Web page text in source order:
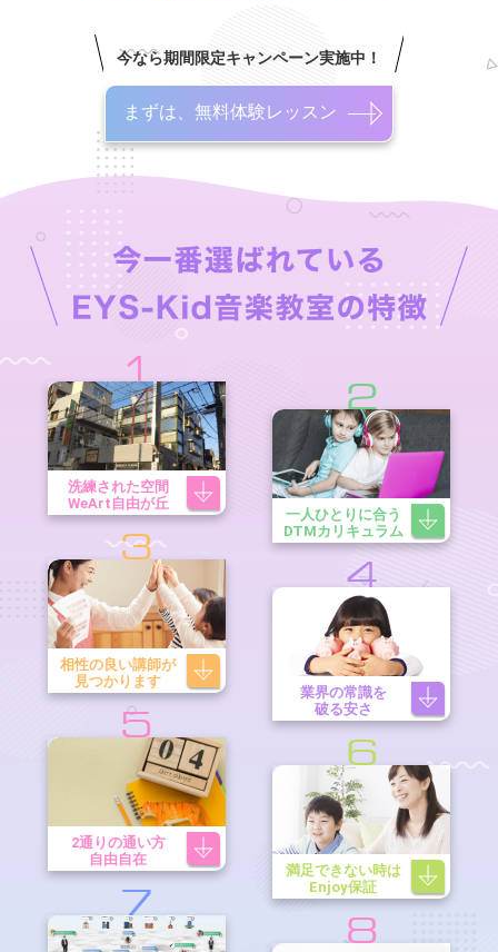
今なら期間限定キャンペーン実施中！
まずは、無料体験レッスン
1
洗練された空間
WeArt自由が丘
2
一人ひとりに合う
DTMカリキュラム
3
相性の良い講師が
見つかります
4
業界の常識を
破る安さ
5
2通りの通い方
自由自在
6
満足できない時は
Enjoy保証
7
8